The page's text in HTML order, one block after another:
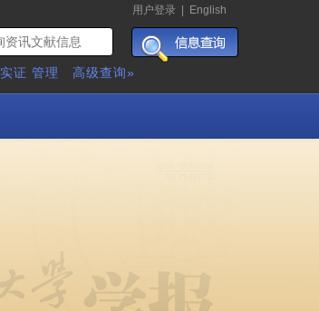
用户登录 English
实证 管理 高级查询»